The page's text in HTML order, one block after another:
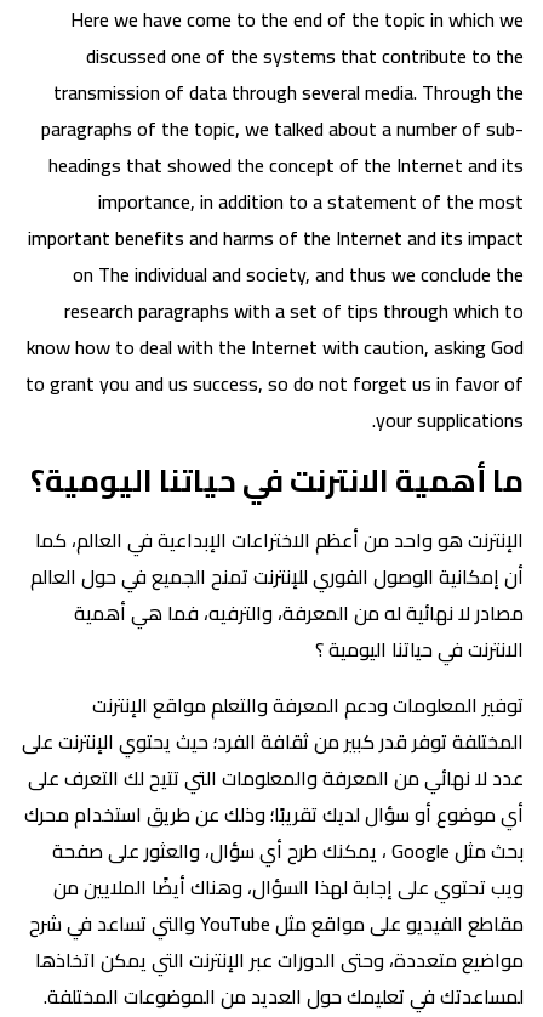
Here we have come to the end of the topic in which we
discussed one of the systems that contribute to the
transmission of data through several media. Through the
paragraphs of the topic, we talked about a number of sub-
headings that showed the concept of the Internet and its
importance, in addition to a statement of the most
important benefits and harms of the Internet and its impact
on The individual and society, and thus we conclude the
research paragraphs with a set of tips through which to
know how to deal with the Internet with caution, asking God
to grant you and us success, so do not forget us in favor of
your supplications.
ما أهمية الانترنت في حياتنا اليومية؟
الإنترنت هو واحد من أعظم الاختراعات الإبداعية في العالم، كما
أن إمكانية الوصول الفوري للإنترنت تمنح الجميع في حول العالم
مصادر لا نهائية له من المعرفة، والترفيه، فما هي أهمية
الانترنت في حياتنا اليومية ؟
توفير المعلومات ودعم المعرفة والتعلم مواقع الإنترنت
المختلفة توفر قدر كبير من ثقافة الفرد؛ حيث يحتوي الإنترنت على
عدد لا نهائي من المعرفة والمعلومات التي تتيح لك التعرف على
أي موضوع أو سؤال لديك تقريبًا؛ وذلك عن طريق استخدام محرك
بحث مثل Google ، يمكنك طرح أي سؤال، والعثور على صفحة
ويب تحتوي على إجابة لهذا السؤال، وهناك أيضًا الملايين من
مقاطع الفيديو على مواقع مثل YouTube والتي تساعد في شرح
مواضيع متعددة، وحتى الدورات عبر الإنترنت التي يمكن اتخاذها
لمساعدتك في تعليمك حول العديد من الموضوعات المختلفة.